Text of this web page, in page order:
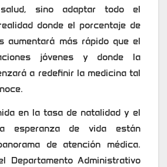
sino adaptar todo el
donde el porcentaje de
aumentará más rápido que el
jóvenes y donde la
a redefinir la medicina tal
en la tasa de natalidad y el
esperanza de vida están
de atención médica.
Departamento Administrativo